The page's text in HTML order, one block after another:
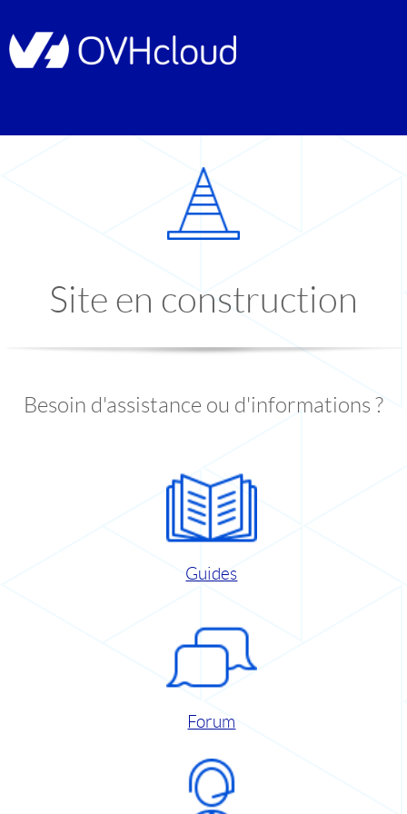
Site en construction
Besoin d'assistance ou d'informations ?
Guides
Forum